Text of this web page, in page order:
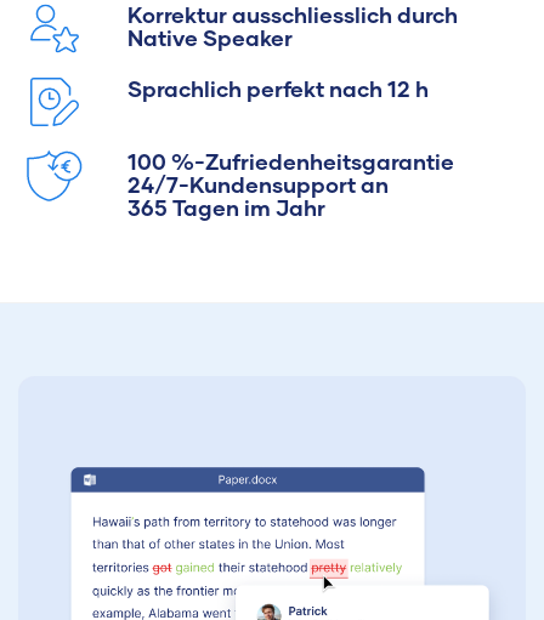
Korrektur ausschliesslich durch
Native Speaker
Sprachlich perfekt nach 12 h
100 %-Zufriedenheitsgarantie
24/7-Kundensupport an
365 Tagen im Jahr